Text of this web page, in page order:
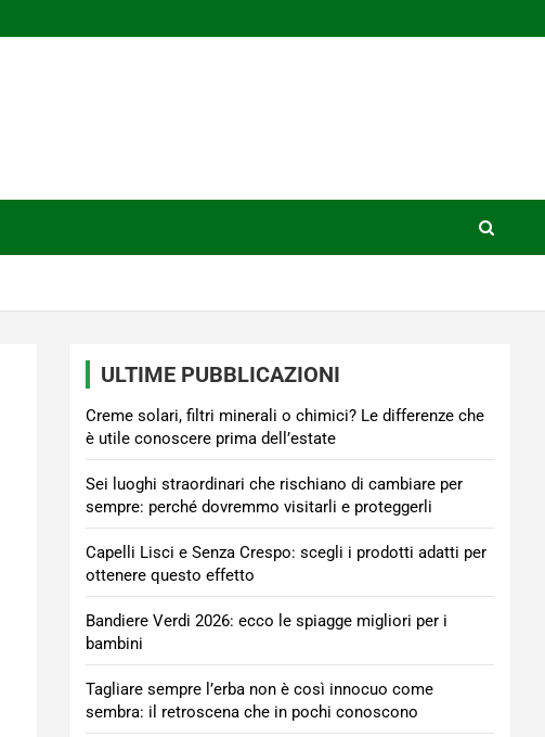
ULTIME PUBBLICAZIONI
Creme solari, filtri minerali o chimici? Le differenze che
è utile conoscere prima dell’estate
Sei luoghi straordinari che rischiano di cambiare per
sempre: perché dovremmo visitarli e proteggerli
Capelli Lisci e Senza Crespo: scegli i prodotti adatti per
ottenere questo effetto
Bandiere Verdi 2026: ecco le spiagge migliori per i
bambini
Tagliare sempre l’erba non è così innocuo come
sembra: il retroscena che in pochi conoscono